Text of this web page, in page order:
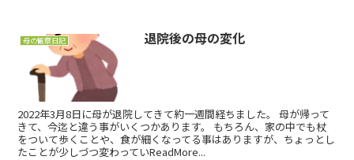
母の観察日記 退院後の母の変化
2022年3月8日に母が退院してきて約一週間経ちました。 母が帰って
きて、今迄と違う事がいくつかあります。 もちろん、家の中でも杖
をついて歩くことや、食が細くなってる事はありますが、ちょっとし
たことが少しづつ変わっていReadMore...